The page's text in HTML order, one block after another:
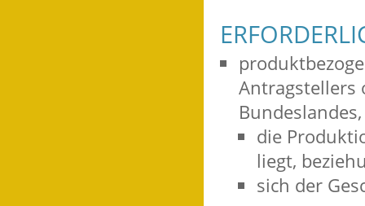
Antragstellers
die
liegt,
sich der